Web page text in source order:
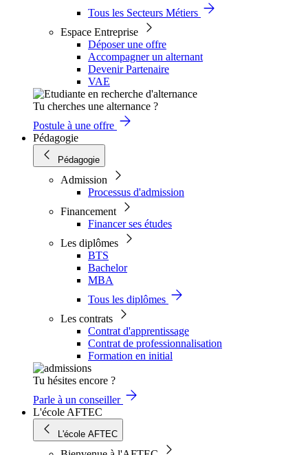
Tous les Secteurs Métiers
Espace Entreprise
Déposer une offre
Accompagner un alternant
Devenir Partenaire
VAE
Tu cherches une alternance ?
Postule à une offre
Pédagogie
Pédagogie
Admission
Processus d'admission
Financement
Financer ses études
Les diplômes
BTS
Bachelor
MBA
Tous les diplômes
Les contrats
Contrat d'apprentissage
Contrat de professionnalisation
Formation en initial
Tu hésites encore ?
Parle à un conseiller
L'école AFTEC
L'école AFTEC